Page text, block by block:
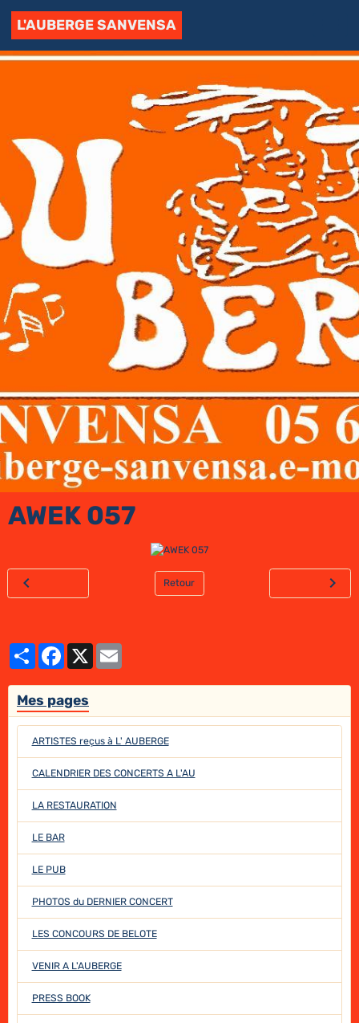
L'AUBERGE SANVENSA
AWEK 057
Retour
PartagerFacebook
X
Mes pages
ARTISTES reçus à L' AUBERGE
CALENDRIER DES CONCERTS A L'AU
LA RESTAURATION
LE BAR
LE PUB
PHOTOS du DERNIER CONCERT
LES CONCOURS DE BELOTE
VENIR A L'AUBERGE
PRESS BOOK